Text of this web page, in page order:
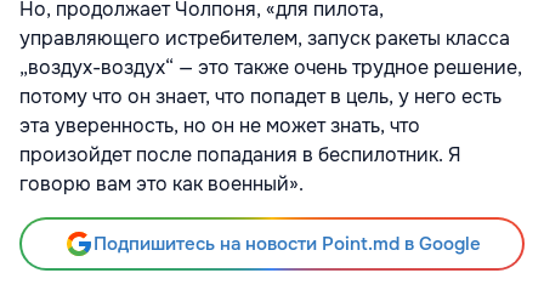
Но, продолжает Чолпоня, «для пилота,
управляющего истребителем, запуск ракеты класса
„воздух-воздух“ — это также очень трудное решение,
потому что он знает, что попадет в цель, у него есть
эта уверенность, но он не может знать, что
произойдет после попадания в беспилотник. Я
говорю вам это как военный».
Подпишитесь на новости Point.md в Google